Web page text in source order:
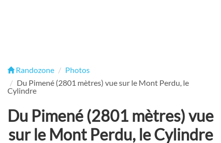
Randozone
Photos
Du Pimené (2801 mètres) vue sur le Mont Perdu, le
Cylindre
Du Pimené (2801 mètres) vue
sur le Mont Perdu, le Cylindre